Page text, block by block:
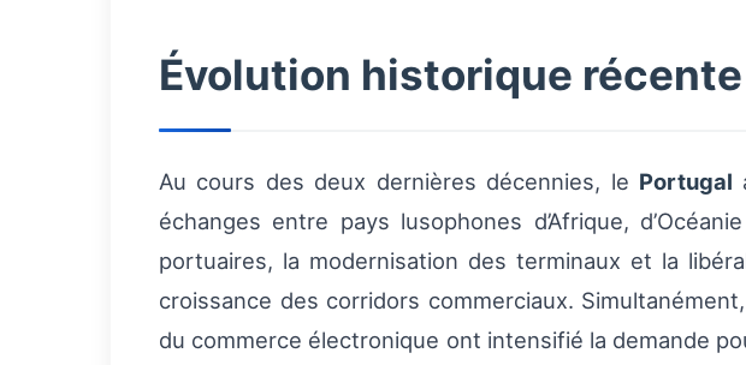
Évolution historique récente
Au cours des deux dernières décennies, le Portugal
échanges entre pays lusophones d’Afrique,
portuaires, la modernisation des terminaux et la
croissance des corridors commerciaux.
du commerce électronique ont intensifié la demande